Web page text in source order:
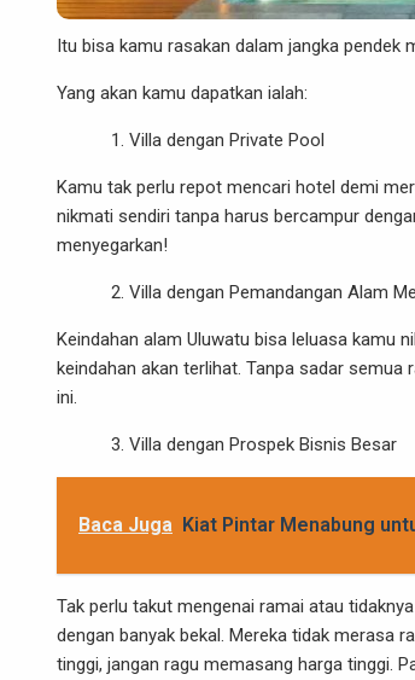
Itu bisa kamu rasakan dalam jangka pendek
Yang akan kamu dapatkan ialah:
Villa dengan Private Pool
Kamu tak perlu repot mencari hotel demi
nikmati sendiri tanpa harus bercampur
menyegarkan!
Villa dengan Pemandangan Alam
Keindahan alam Uluwatu bisa leluasa kamu
keindahan akan terlihat. Tanpa sadar
ini.
Villa dengan Prospek Bisnis Besar
Baca Juga Kiat Pintar Menabung
Tak perlu takut mengenai ramai atau
dengan banyak bekal. Mereka tidak merasa
tinggi, jangan ragu memasang harga tinggi.